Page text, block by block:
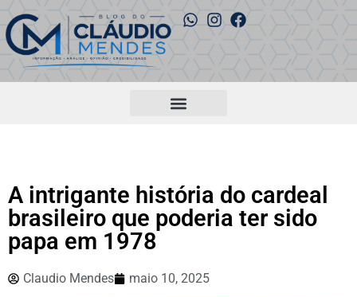
A intrigante história do cardeal
brasileiro que poderia ter sido
papa em 1978
Claudio Mendes maio 10, 2025